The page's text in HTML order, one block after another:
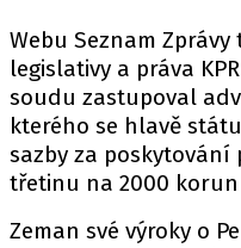
Webu Seznam
legislativy a práva
soudu zastupoval
kterého se hlavě
sazby za
třetinu na 2000
Zeman své výroky o